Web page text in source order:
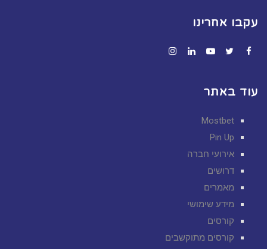
עקבו אחרינו
עוד באתר
Mostbet
Pin Up
אירועי חברה
דרושים
מאמרים
מידע שימושי
קורסים
קורסים מתוקשבים